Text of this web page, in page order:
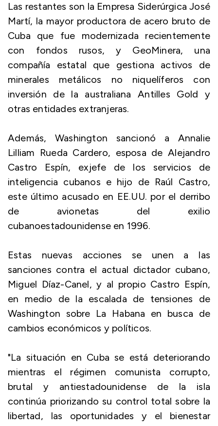
Las restantes son la Empresa Siderúrgica José
Martí, la mayor productora de acero bruto de
Cuba que fue modernizada recientemente
con fondos rusos, y GeoMinera, una
compañía estatal que gestiona activos de
minerales metálicos no niquelíferos con
inversión de la australiana Antilles Gold y
otras entidades extranjeras.
Además, Washington sancionó a Annalie
Lilliam Rueda Cardero, esposa de Alejandro
Castro Espín, exjefe de los servicios de
inteligencia cubanos e hijo de Raúl Castro,
este último acusado en EE.UU. por el derribo
de avionetas del exilio
cubanoestadounidense en 1996.
Estas nuevas acciones se unen a las
sanciones contra el actual dictador cubano,
Miguel Díaz-Canel, y al propio Castro Espín,
en medio de la escalada de tensiones de
Washington sobre La Habana en busca de
cambios económicos y políticos.
"La situación en Cuba se está deteriorando
mientras el régimen comunista corrupto,
brutal y antiestadounidense de la isla
continúa priorizando su control total sobre la
libertad, las oportunidades y el bienestar